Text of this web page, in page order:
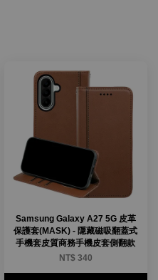
Samsung Galaxy A27 5G 皮革
保護套(MASK) - 隱藏磁吸翻蓋式
手機套皮質商務手機皮套側翻款
NT$ 340